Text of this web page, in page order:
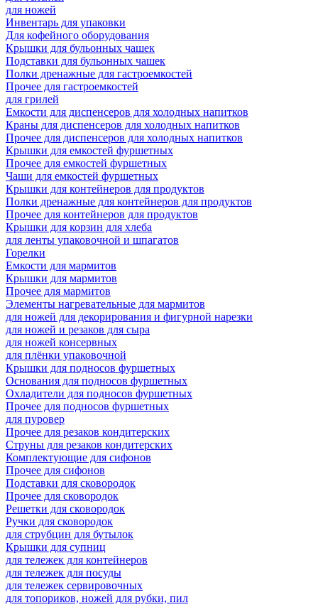
для ножей
Инвентарь для упаковки
Для кофейного оборудования
Крышки для бульонных чашек
Подставки для бульонных чашек
Полки дренажные для гастроемкостей
Прочее для гастроемкостей
для грилей
Емкости для диспенсеров для холодных напитков
Краны для диспенсеров для холодных напитков
Прочее для диспенсеров для холодных напитков
Крышки для емкостей фуршетных
Прочее для емкостей фуршетных
Чаши для емкостей фуршетных
Крышки для контейнеров для продуктов
Полки дренажные для контейнеров для продуктов
Прочее для контейнеров для продуктов
Крышки для корзин для хлеба
для ленты упаковочной и шпагатов
Горелки
Емкости для мармитов
Крышки для мармитов
Прочее для мармитов
Элементы нагревательные для мармитов
для ножей для декорирования и фигурной нарезки
для ножей и резаков для сыра
для ножей консервных
для плёнки упаковочной
Крышки для подносов фуршетных
Основания для подносов фуршетных
Охладители для подносов фуршетных
Прочее для подносов фуршетных
для пуровер
Прочее для резаков кондитерских
Струны для резаков кондитерских
Комплектующие для сифонов
Прочее для сифонов
Подставки для сковородок
Прочее для сковородок
Решетки для сковородок
Ручки для сковородок
для струбцин для бутылок
Крышки для супниц
для тележек для контейнеров
для тележек для посуды
для тележек сервировочных
для топориков, ножей для рубки, пил